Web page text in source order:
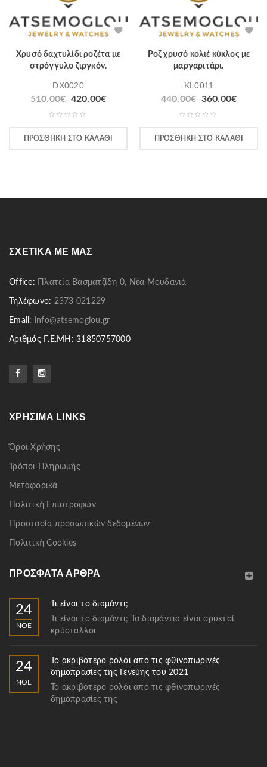
Χρυσό δαχτυλίδι ροζέτα με
στρόγγυλο ζιργκόν.
DX0020
510.00€ 420.00€
ΠΡΟΣΘΉΚΗ ΣΤΟ ΚΑΛΆΘΙ
Ροζ χρυσό κολιέ κύκλος με
μαργαριτάρι.
KL0011
440.00€ 360.00€
ΠΡΟΣΘΉΚΗ ΣΤΟ ΚΑΛΆΘΙ
ΣΧΕΤΙΚΆ ΜΕ ΜΑΣ
Office: Πλατεία Βασματζίδη 0, Νέα Μουδανιά
Τηλέφωνο: 2373 021229
Email: info@atsemoglou.gr
Αριθμός Γ.Ε.ΜΗ: 31850757000
ΧΡΉΣΙΜΑ LINKS
Όροι Χρήσης
Τρόποι Πληρωμής
Μεταφορικά
Πολιτική Επιστροφών
Προστασία προσωπικών δεδομένων
Πολιτική Cookies
ΠΡΌΣΦΑΤΑ ΆΡΘΡΑ
24
ΝΟΈ
Τι είναι το διαμάντι;
Τι είναι το διαμάντι; Τα διαμάντια είναι ορυκτοί
κρύσταλλοι
24
ΝΟΈ
Το ακριβότερο ρολόι από τις φθινοπωρινές
δημοπρασίες της Γενεύης του 2021
Το ακριβότερο ρολόι από τις φθινοπωρινές
δημοπρασίες της